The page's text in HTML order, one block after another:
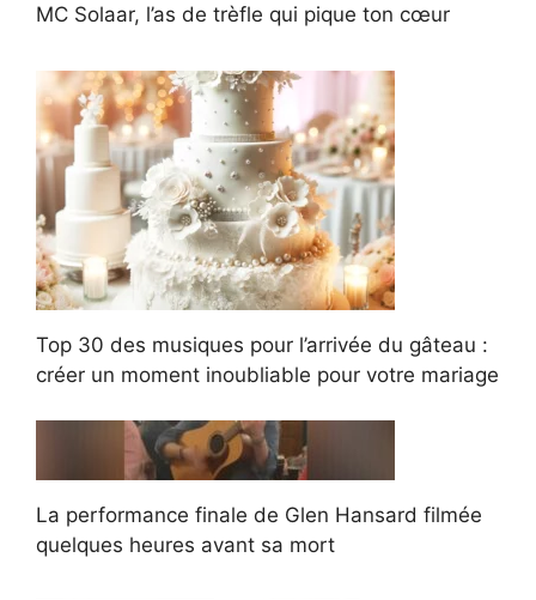
MC Solaar, l’as de trèfle qui pique ton cœur
Top 30 des musiques pour l’arrivée du gâteau :
créer un moment inoubliable pour votre mariage
La performance finale de Glen Hansard filmée
quelques heures avant sa mort